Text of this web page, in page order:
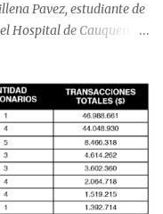
Pavez, estudiante de
Hospital de Cauquenes.
su estado de salud, el
urgencia al Hospital
partió hacia
del traslado, el
y pese a los esfuerzos
sin alcanzar a